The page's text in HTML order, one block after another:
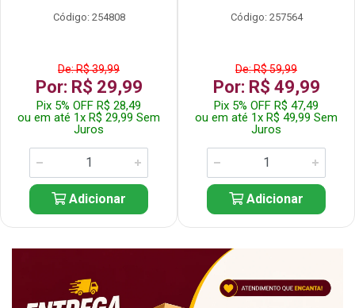
Código: 254808
De: R$ 39,99
Por: R$ 29,99
Pix 5% OFF R$ 28,49
ou em até 1x R$ 29,99 Sem
Juros
Adicionar
Código: 257564
De: R$ 59,99
Por: R$ 49,99
Pix 5% OFF R$ 47,49
ou em até 1x R$ 49,99 Sem
Juros
Adicionar